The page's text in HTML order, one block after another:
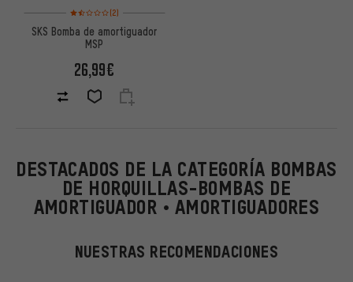
Valoración media: 1,5 de 5 basada en 2 reseñas
(2)
SKS Bomba de amortiguador
MSP
26,99€
DESTACADOS DE LA CATEGORÍA BOMBAS
DE HORQUILLAS-BOMBAS DE
AMORTIGUADOR • AMORTIGUADORES
NUESTRAS RECOMENDACIONES